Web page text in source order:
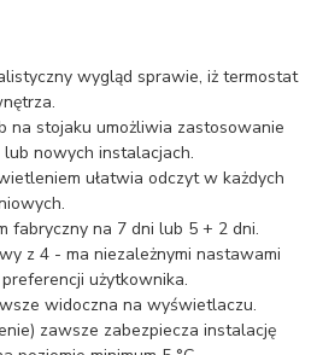
wygląd sprawie, iż termostat
na stojaku umożliwia zastosowanie
nowych instalacjach.
ułatwia odczyt w każdych
fabryczny na 7 dni lub 5 + 2 dni.
z 4 - ma niezależnymi nastawami
użytkownika.
widoczna na wyświetlaczu.
zawsze zabezpiecza instalację